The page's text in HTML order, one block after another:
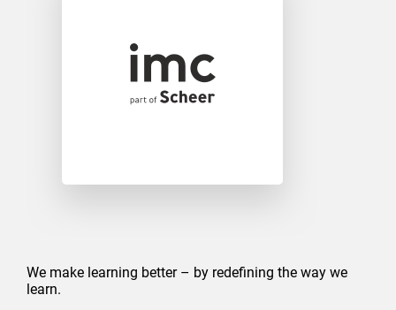
We make learning better – by redefining the way we
learn.